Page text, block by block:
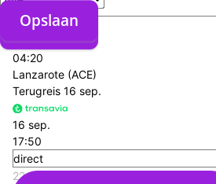
Opslaan
Opslaan
10:15
Eindhoven (EIN)
04:20
Lanzarote (ACE)
Terugreis 16 sep.
16 sep.
17:50
direct
22:55